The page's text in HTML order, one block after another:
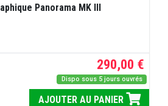
Panorama MK III
290,00 €
Dispo sous 5 jours ouvrés
AJOUTER AU PANIER